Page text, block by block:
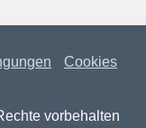
Cookies
vorbehalten